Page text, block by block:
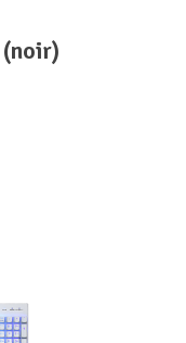
(noir)